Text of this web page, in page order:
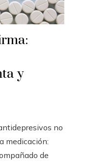
y
no
medicación:
de